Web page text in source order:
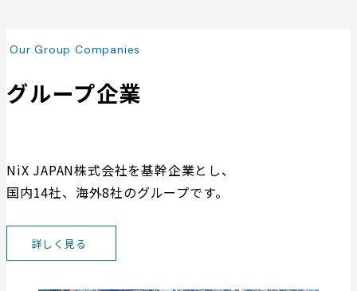
Our Group Companies
グループ企業
NiX JAPAN株式会社を基幹企業とし、
国内14社、海外8社のグループです。
詳しく見る